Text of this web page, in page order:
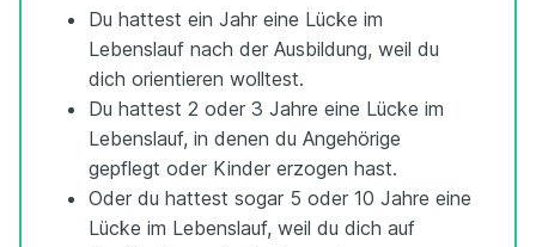
Du hattest ein Jahr eine Lücke im
Lebenslauf nach der Ausbildung, weil du
dich orientieren wolltest.
Du hattest 2 oder 3 Jahre eine Lücke im
Lebenslauf, in denen du Angehörige
gepflegt oder Kinder erzogen hast.
Oder du hattest sogar 5 oder 10 Jahre eine
Lücke im Lebenslauf, weil du dich auf